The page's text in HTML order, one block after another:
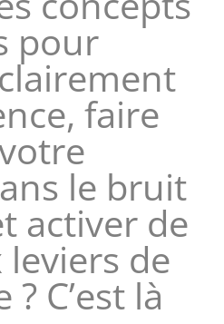
pour
faire
le bruit
activer de
de
C’est là